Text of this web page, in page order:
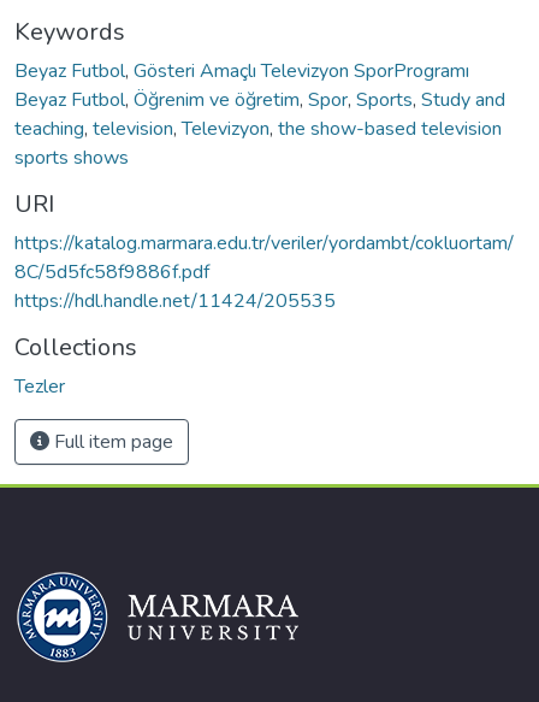
Keywords
Beyaz Futbol, Gösteri Amaçlı Televizyon SporProgramı
Beyaz Futbol, Öğrenim ve öğretim, Spor, Sports, Study and
teaching, television,Televizyon, the show-based television
sports shows
URI
https://katalog.marmara.edu.tr/veriler/yordambt/cokluortam/
8C/5d5fc58f9886f.pdf
https://hdl.handle.net/11424/205535
Collections
Tezler
Full item page